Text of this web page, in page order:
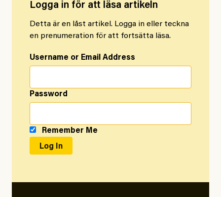
Logga in för att läsa artikeln
Detta är en låst artikel. Logga in eller teckna
en prenumeration för att fortsätta läsa.
Username or Email Address
Password
Remember Me